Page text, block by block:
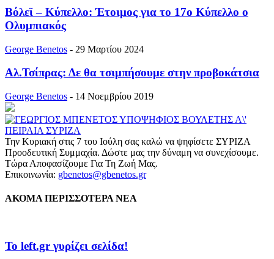
Βόλεϊ – Κύπελλο: Έτοιμος για το 17ο Κύπελλο ο
Ολυμπιακός
George Benetos - 29 Μαρτίου 2024
Αλ.Τσίπρας: Δε θα τσιμπήσουμε στην προβοκάτσια
George Benetos - 14 Νοεμβρίου 2019
Την Κυριακή στις 7 του Ιούλη σας καλώ να ψηφίσετε ΣΥΡΙΖΑ
Προοδευτική Συμμαχία. Δώστε μας την δύναμη να συνεχίσουμε.
Τώρα Αποφασίζουμε Για Τη Ζωή Μας.
Επικοινωνία: gbenetos@gbenetos.gr
ΑΚΟΜΑ ΠΕΡΙΣΣΟΤΕΡΑ ΝΕΑ
To left.gr γυρίζει σελίδα!